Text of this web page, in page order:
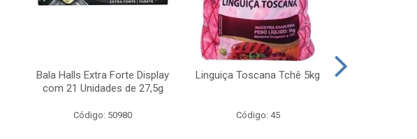
Bala Halls Extra Forte Display
com 21 Unidades de 27,5g
Código: 50980
Linguiça Toscana Tchê 5kg
Código: 45